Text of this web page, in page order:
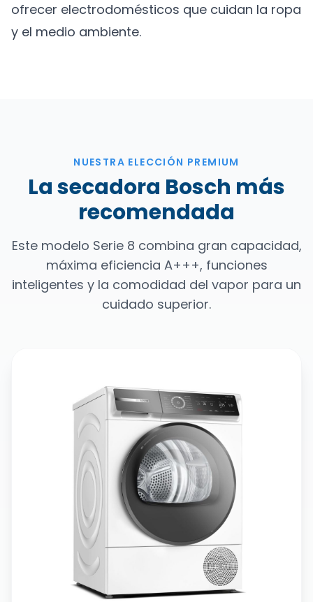
ofrecer electrodomésticos que cuidan la ropa
y el medio ambiente.
NUESTRA ELECCIÓN PREMIUM
La secadora Bosch más
recomendada
Este modelo Serie 8 combina gran capacidad,
máxima eficiencia A+++, funciones
inteligentes y la comodidad del vapor para un
cuidado superior.